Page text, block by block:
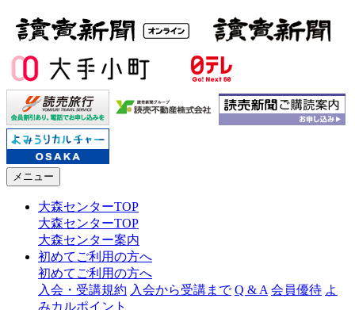
メニュー
大森センターTOP
大森センターTOP
大森センター案内
初めてご利用の方へ
初めてご利用の方へ
入会・受講規約 入会から受講まで Q & A 会員優待 よ
みカルポイント